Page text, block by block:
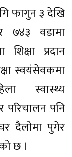
फागुन ३ देखि
वडामा
प्रदान
स्वयंसेवकमा
स्वास्थ्य
परिचालन पनि
दैलोमा पुगेर
छ ।